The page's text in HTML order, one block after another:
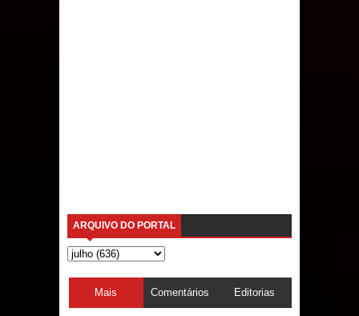
ARQUIVO DO PORTAL
Mais Comentários Editorias